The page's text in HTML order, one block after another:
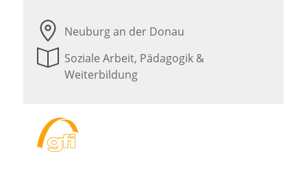
Neuburg an der Donau
Soziale Arbeit, Pädagogik &
Weiterbildung